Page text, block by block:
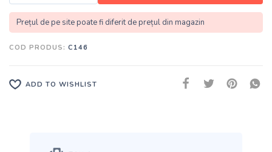
Prețul de pe site poate fi diferit de prețul din magazin
COD PRODUS: C146
ADD TO WISHLIST